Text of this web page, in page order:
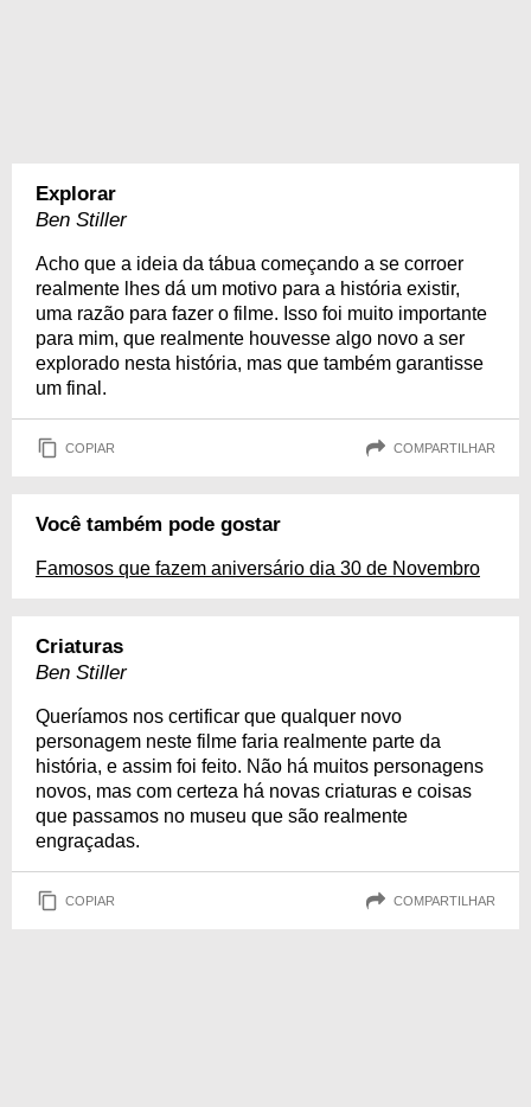
Explorar
Ben Stiller
Acho que a ideia da tábua começando a se corroer
realmente lhes dá um motivo para a história existir,
uma razão para fazer o filme. Isso foi muito importante
para mim, que realmente houvesse algo novo a ser
explorado nesta história, mas que também garantisse
um final.
COPIAR COMPARTILHAR
Você também pode gostar
Famosos que fazem aniversário dia 30 de Novembro
Criaturas
Ben Stiller
Queríamos nos certificar que qualquer novo
personagem neste filme faria realmente parte da
história, e assim foi feito. Não há muitos personagens
novos, mas com certeza há novas criaturas e coisas
que passamos no museu que são realmente
engraçadas.
COPIAR COMPARTILHAR